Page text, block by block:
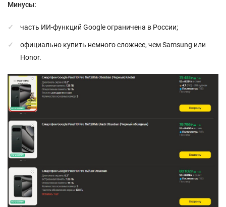
Минусы:
часть ИИ-функций Google ограничена в России;
официально купить немного сложнее, чем Samsung или
Honor.